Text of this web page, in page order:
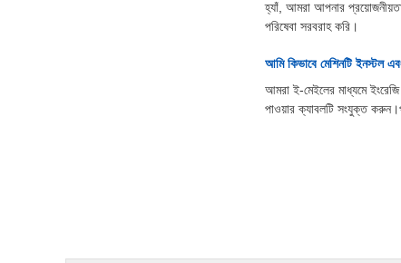
হ্যাঁ, আমরা আপনার
পরিষেবা সরবরাহ করি।
আমি কিভাবে মেশিনটি ইনস্টল
আমরা ই-মেইলের মাধ্যমে
পাওয়ার ক্যাবলটি সংযুক্ত